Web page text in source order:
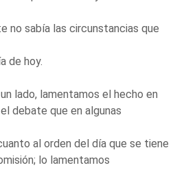
no sabía las circunstancias que
de hoy.
lado, lamentamos el hecho en
debate que en algunas
al orden del día que se tiene
lo lamentamos